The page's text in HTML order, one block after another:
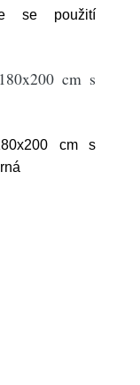
se použití
cm s
cm s